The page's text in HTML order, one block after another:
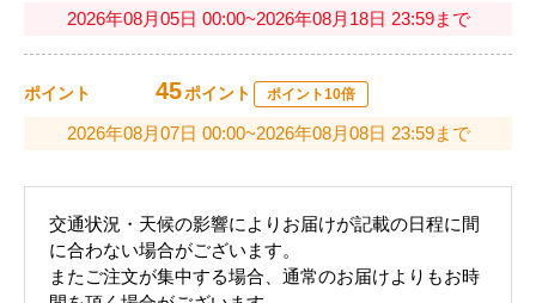
2026年08月05日 00:00~2026年08月18日 23:59まで
ポイント 45ポイント ポイント10倍
2026年08月07日 00:00~2026年08月08日 23:59まで
交通状況・天候の影響によりお届けが記載の日程に間
に合わない場合がございます。
またご注文が集中する場合、通常のお届けよりもお時